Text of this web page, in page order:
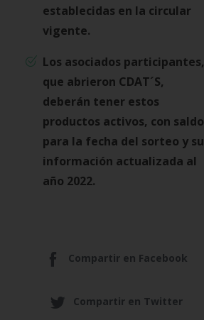
establecidas en la circular
vigente.
Los asociados participantes,
que abrieron CDAT´S,
deberán tener estos
productos activos, con saldo
para la fecha del sorteo y su
información actualizada al
año 2022.
Compartir en Facebook
Compartir en Twitter